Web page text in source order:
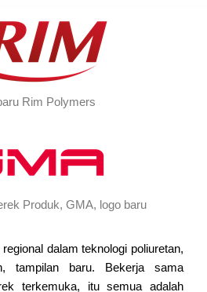
Rim Polymers
Produk, GMA, logo baru
dalam teknologi poliuretan,
tampilan baru. Bekerja sama
terkemuka, itu semua adalah